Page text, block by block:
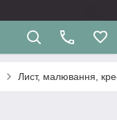
Лист, малювання,